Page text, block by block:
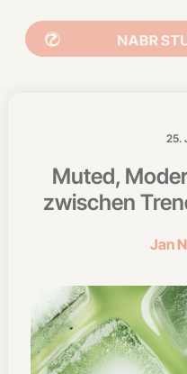
25.
Muted,
zwischen
Jan